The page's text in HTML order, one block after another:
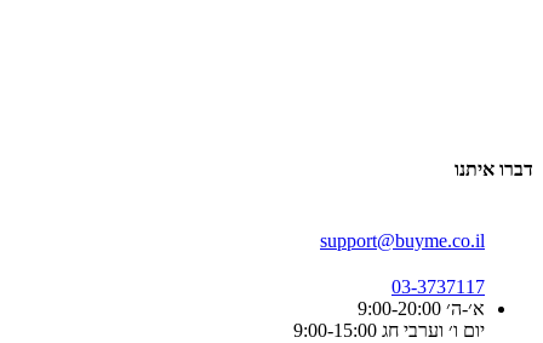
דברו איתנו
support@buyme.co.il
03-3737117
א׳-ה׳ 9:00-20:00
יום ו׳ וערבי חג 9:00-15:00